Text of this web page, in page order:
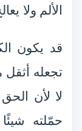
الألم ولا
قد يكون
تجعله
لا لأن
حمّلته